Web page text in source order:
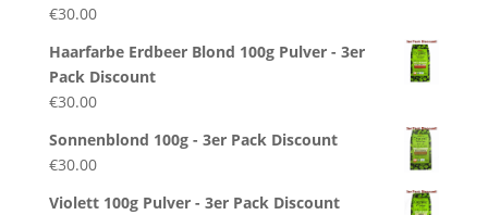
€30.00
Haarfarbe Erdbeer Blond 100g Pulver - 3er
Pack Discount
€30.00
Sonnenblond 100g - 3er Pack Discount
€30.00
Violett 100g Pulver - 3er Pack Discount